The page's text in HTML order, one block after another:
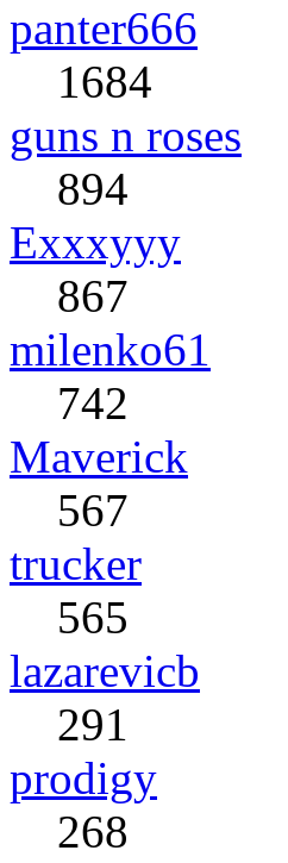
panter666
1684
guns n roses
894
Exxxyyy
867
milenko61
742
Maverick
567
trucker
565
lazarevicb
291
prodigy
268